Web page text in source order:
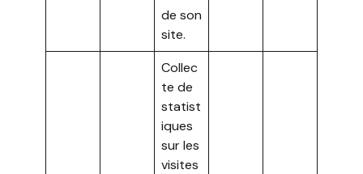
de son
site.
Collec
te de
statist
iques
sur les
visites